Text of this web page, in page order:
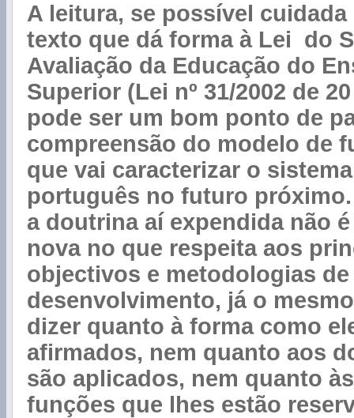
A leitura, se possível
texto que dá forma à Lei do
Avaliação da Educação do
Superior (Lei nº 31/2002 de
pode ser um bom ponto de
compreensão do modelo de
que vai caracterizar o
português no futuro
a doutrina aí expendida não
nova no que respeita aos
objectivos e metodologias de
desenvolvimento, já o
dizer quanto à forma como
afirmados, nem quanto aos
são aplicados, nem quanto
funções que lhes estão